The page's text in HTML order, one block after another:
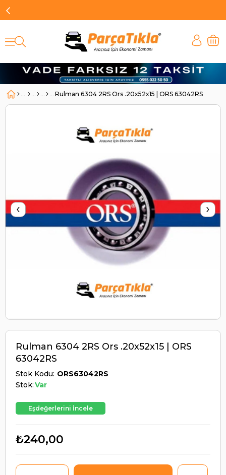
Rulman 6304 2RS Ors .20x52x15 | ORS 63042RS
‹ ›
Rulman 6304 2RS Ors .20x52x15 | ORS
63042RS
Stok Kodu ORS63042RS
Stok:Var
Eşdeğerlerini İncele
₺240,00